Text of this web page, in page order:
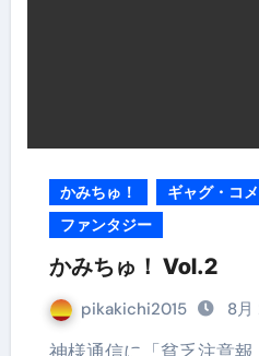
かみちゅ！ ギャグ・コ
ファンタジー
かみちゅ！ Vol.2
pikakichi2015 8月